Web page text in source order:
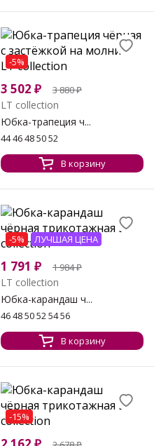
-5%
3 502 ₽ 3 880₽
LT collection
Юбка-трапеция ч...
44 46 48 50 52
В корзину
-5% ЛУЧШАЯ ЦЕНА
1 791 ₽ 1 984₽
LT collection
Юбка-карандаш ч...
46 48 50 52 54 56
В корзину
-15%